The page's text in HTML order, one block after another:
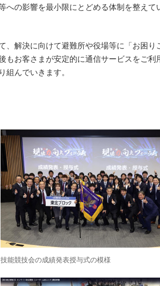
への影響を最小限にとどめる体制を整えて
、解決に向けて避難所や役場等に「お困り
もお客さまが安定的に通信サービスをご利
組んでいきます。
技能競技会の成績発表授与式の模様